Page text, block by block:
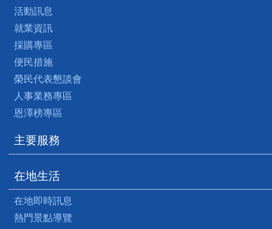
活動訊息
就業資訊
採購專區
便民措施
榮民代表懇談會
人事業務專區
恩澤榜專區
主要服務
在地生活
在地即時訊息
熱門景點導覽